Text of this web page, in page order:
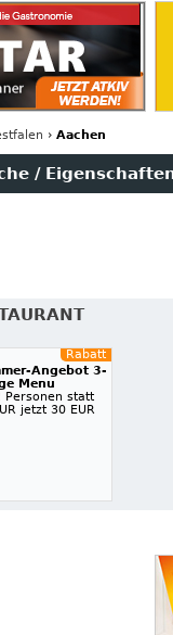
› Aachen
/
Rabatt
Angebot 3-
Menu
Personen statt
jetzt 30 EUR